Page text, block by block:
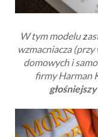
W tym modeluz
wzmacniacza (przy
domowych i
firmy Harman